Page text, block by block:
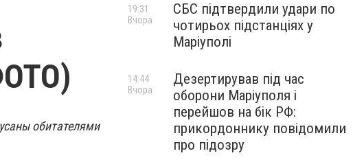
обитателями
СБС підтвердили удари по
чотирьох підстанціях у
Маріуполі
19:31
Вчора
Дезертирував під час
оборони Маріуполя і
перейшов на бік РФ:
прикордоннику повідомили
про підозру
14:44
Вчора